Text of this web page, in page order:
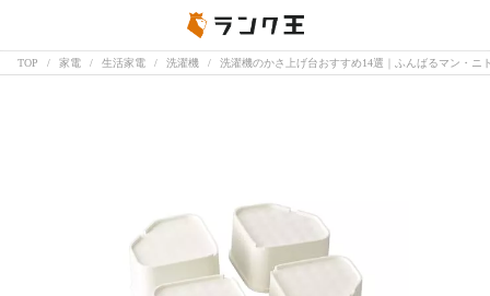
TOP 家電 生活家電 洗濯機 洗濯機のかさ上げ台おすすめ14選｜ふんばるマン・ニ